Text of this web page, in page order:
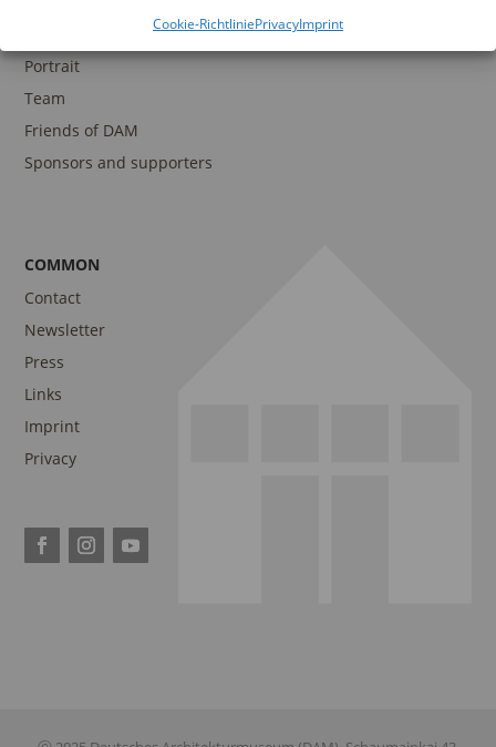
Cookie-RichtliniePrivacyImprint
Portrait
Team
Friends of DAM
Sponsors and supporters
COMMON
Contact
Newsletter
Press
Links
Imprint
Privacy